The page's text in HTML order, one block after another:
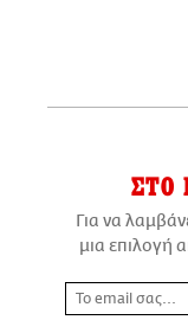
ΣΤΟ
Για να
μια επιλογή